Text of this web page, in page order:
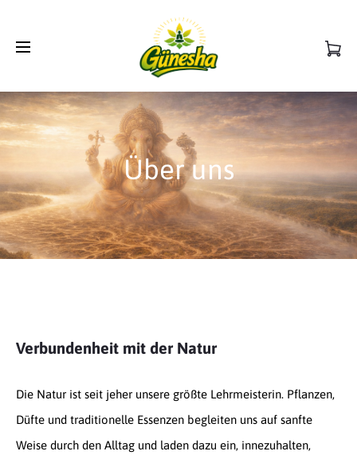
Über uns
Verbundenheit mit der Natur
Die Natur ist seit jeher unsere größte Lehrmeisterin. Pflanzen,
Düfte und traditionelle Essenzen begleiten uns auf sanfte
Weise durch den Alltag und laden dazu ein, innezuhalten,